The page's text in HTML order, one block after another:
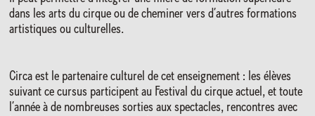
dans les arts du cirque ou de cheminer vers d’autres formations
artistiques ou culturelles.
Circa est le partenaire culturel de cet enseignement : les élèves
suivant ce cursus participent au Festival du cirque actuel, et toute
l’année à de nombreuses sorties aux spectacles, rencontres avec